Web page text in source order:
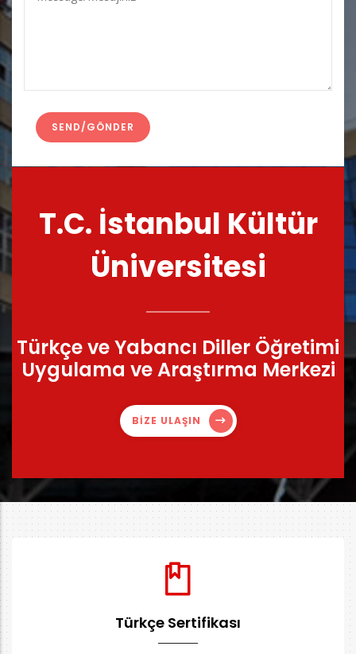
T.C. İstanbul Kültür
Üniversitesi
Türkçe ve Yabancı Diller Öğretimi
Uygulama ve Araştırma Merkezi
BİZE ULAŞIN
Türkçe Sertifikası